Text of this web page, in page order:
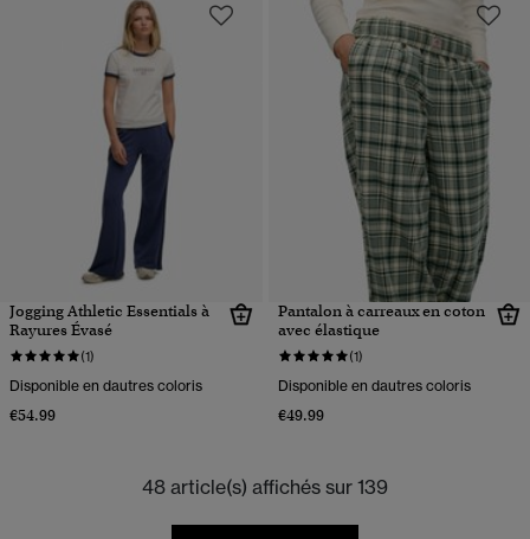
Jogging Athletic Essentials à
Rayures Évasé
(1)
Disponible en dautres coloris
€54.99
Pantalon à carreaux en coton
avec élastique
(1)
Disponible en dautres coloris
€49.99
48 article(s) affichés sur 139